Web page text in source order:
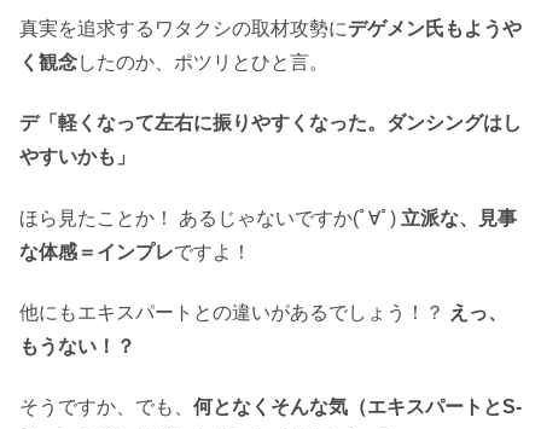
真実を追求するワタクシの取材攻勢にデゲメン氏もようや
く観念したのか、ポツリとひと言。
デ「軽くなって左右に振りやすくなった。ダンシングはし
やすいかも」
ほら見たことか！ あるじゃないですか(ﾟ∀ﾟ) 立派な、見事
な体感＝インプレですよ！
他にもエキスパートとの違いがあるでしょう！？ えっ、
もうない！？
そうですか、でも、 何となくそんな気（エキスパートとS-